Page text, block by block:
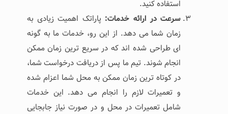
استفاده کنید.
سرعت در ارائه خدمات: پاراتک اهمیت زیادی به
زمان شما می ‌دهد. از این رو، خدمات ما به گونه
‌ای طراحی شده ‌اند که در سریع‌ ترین زمان ممکن
انجام شوند. تیم ما پس از دریافت درخواست شما،
در کوتاه ‌ترین زمان ممکن به محل شما اعزام شده
و تعمیرات لازم را انجام می‌ دهد. این خدمات
شامل تعمیرات در محل و در صورت نیاز جابجایی